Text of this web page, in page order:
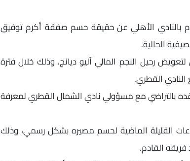
بالنادي الأهلي عن حقيقة حسم صفقة أكرم توفيق
الحالية.
رحيل النجم المالي آليو ديانج، وذلك خلال فترة
النادي القطري.
بالتراضي مع مسؤولي نادي الشمال القطري لمعرفة
القليلة الماضية لحسم مصيره بشكل رسمي، وذلك
القادم.